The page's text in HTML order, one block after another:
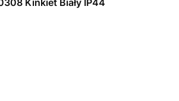
Kinkiet Biały IP44